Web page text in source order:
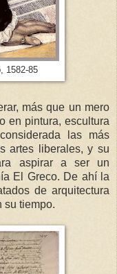
1582-85
más que un mero
en pintura, escultura
las más
artes liberales, y su
aspirar a ser un
El Greco. De ahí la
de arquitectura
su tiempo.